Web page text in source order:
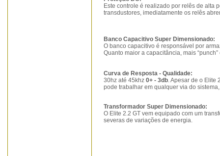
Este controle é realizado por relês de alta
transdustores, imediatamente os relês
Banco Capacitivo Super Dimensionado:
O banco capacitivo é responsável por
Quanto maior a capacitância, mais
Curva de Resposta - Qualidade:
30hz até 45khz 0+ - 3db. Apesar de o Elite
pode trabalhar em qualquer via do
Transformador Super Dimensionado:
O Elite 2.2 GT vem equipado com um
severas de variações de energia.